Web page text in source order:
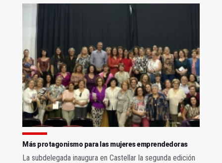
Más protagonismo para las mujeres emprendedoras
La subdelegada inaugura en Castellar la segunda edición